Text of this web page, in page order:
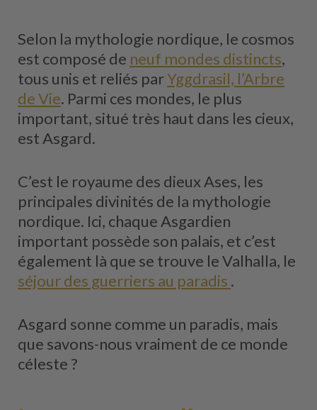
Selon la mythologie nordique, le cosmos
est composé de neuf mondes distincts,
tous unis et reliés parYggdrasil, l’Arbre
de Vie. Parmi ces mondes, le plus
important, situé très haut dans les cieux,
est Asgard.
C’est le royaume des dieux Ases, les
principales divinités de la mythologie
nordique. Ici, chaque Asgardien
important possède son palais, et c’est
également là que se trouve le Valhalla, le
séjour des guerriers au paradis .
Asgard sonne comme un paradis, mais
que savons-nous vraiment de ce monde
céleste ?